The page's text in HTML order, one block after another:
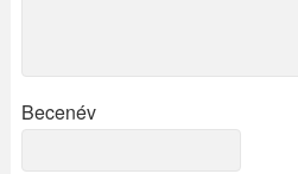
Becenév